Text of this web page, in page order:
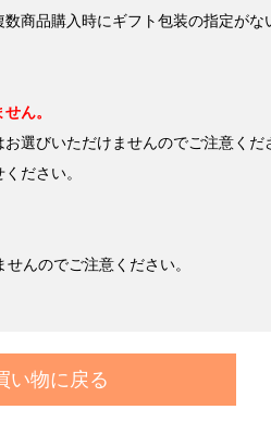
商品購入時にギフト包装の指定がな
ん。
選びいただけませんのでご注意くだ
ださい。
んのでご注意ください。
い物に戻る